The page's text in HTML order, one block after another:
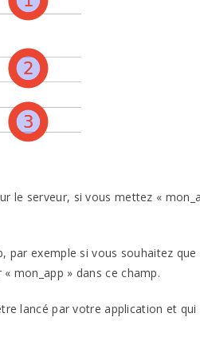
le serveur, si vous mettez «
par exemple si vous souhaitez que
mon_app » dans ce champ.
lancé par votre application et qui